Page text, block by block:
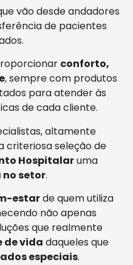
vão desde andadores
de pacientes
conforto,
, sempre com produtos
para atender às
de cada cliente.
altamente
criteriosa seleção de
Hospitalaruma
setor.
estarde quem utiliza
não apenas
que realmente
de vida daqueles que
especiais.